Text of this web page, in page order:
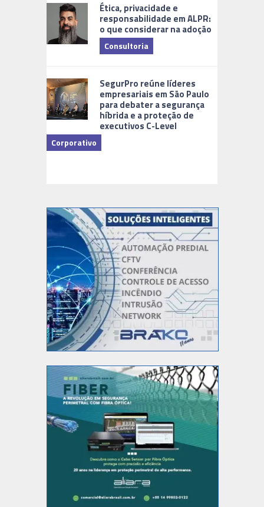
Ética, privacidade e
responsabilidade em ALPR:
o que considerar na adoção
Consultoria
SegurPro reúne líderes
empresariais em São Paulo
para debater a segurança
híbrida e a proteção de
executivos C-Level
Corporativo